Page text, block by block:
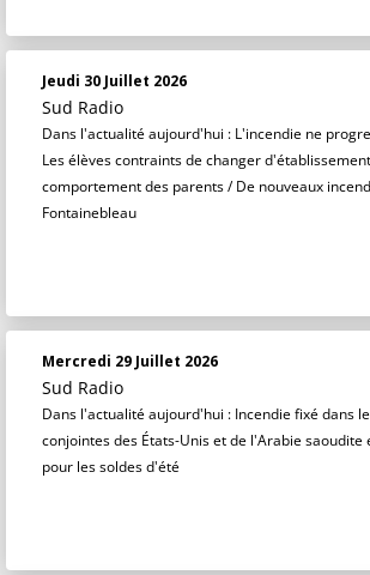
Jeudi 30 Juillet 2026
Sud Radio
Dans l'actualité aujourd'hui : L'incendie ne
Les élèves contraints de changer
comportement des parents / De nouveaux
Fontainebleau
Mercredi 29 Juillet 2026
Sud Radio
Dans l'actualité aujourd'hui : Incendie fixé dans
conjointes des États-Unis et de l'Arabie saoudite
pour les soldes d'été